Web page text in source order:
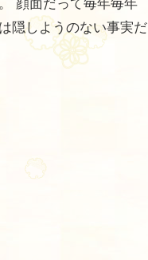
顔面だって毎年毎年
隠しようのない事実だ